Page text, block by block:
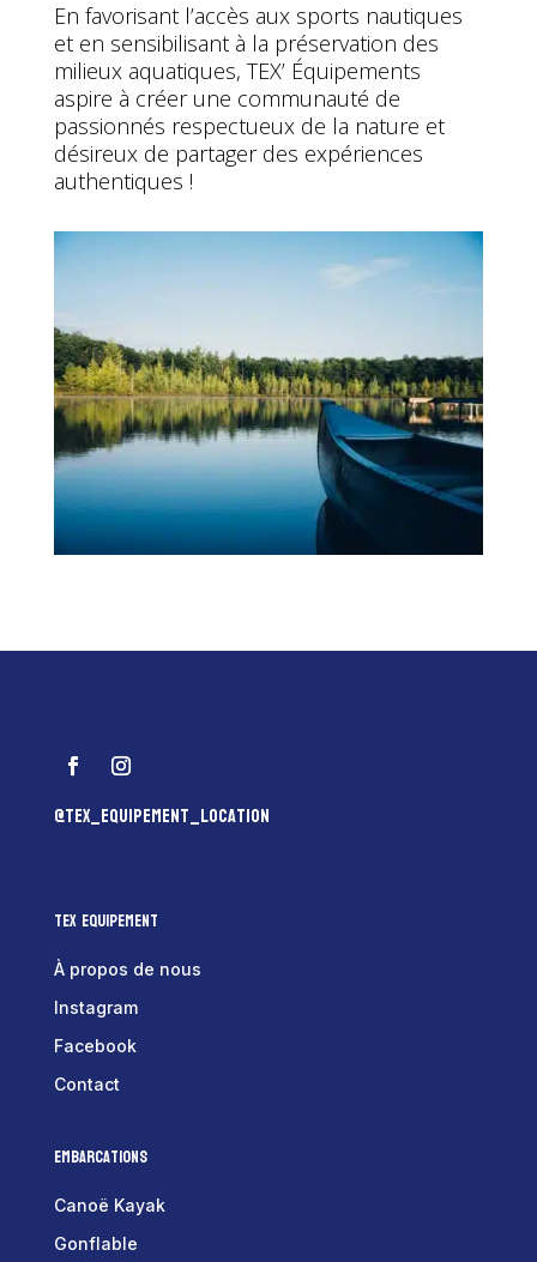
En favorisant l’accès aux sports nautiques
et en sensibilisant à la préservation des
milieux aquatiques, TEX’ Équipements
aspire à créer une communauté de
passionnés respectueux de la nature et
désireux de partager des expériences
authentiques !
@tex_equipement_location
Tex Equipement
À propos de nous
Instagram
Facebook
Contact
Embarcations
Canoë Kayak
Gonflable